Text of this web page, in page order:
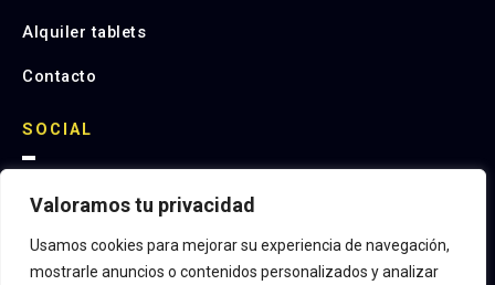
Valoramos tu privacidad
Usamos cookies para mejorar su experiencia de navegación,
mostrarle anuncios o contenidos personalizados y analizar
Alquiler tablets
Contacto
SOCIAL
I
s
t